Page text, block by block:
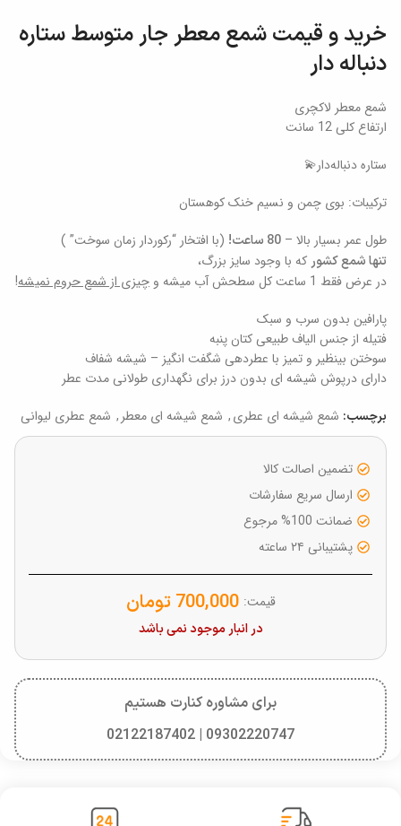
خرید و قیمت شمع معطر جار متوسط ستاره
دنباله دار
شمع معطر لاکچری
ارتفاع کلی 12 سانت
ستاره دنباله‌دار💫
ترکیبات: بوی چمن و نسیم خنک کوهستان
طول عمر بسیار بالا – 80 ساعت! (با افتخار “رکوردار زمان سوخت” )
تنها شمع کشورکه با وجود سایز بزرگ،
در عرض فقط 1 ساعت کل سطحش آب میشه و
چیزی از شمع حروم نمیشه!
پارافین بدون سرب و سبک
فتیله از جنس الیاف طبیعی کتان پنبه
سوختن بینظیر و تمیز با عطردهی شگفت انگیز – شیشه شفاف
دارای درپوش شیشه ای بدون درز برای نگهداری طولانی مدت عطر
برچسب: شمع شیشه ای عطری, شمع شیشه ای معطر, شمع عطری لیوانی
تضمین اصالت کالا
ارسال سریع سفارشات
ضمانت 100% مرجوع
پشتیبانی ۲۴ ساعته
قیمت: 700,000 تومان
در انبار موجود نمی باشد
برای مشاوره کنارت هستیم
09302220747 | 02122187402